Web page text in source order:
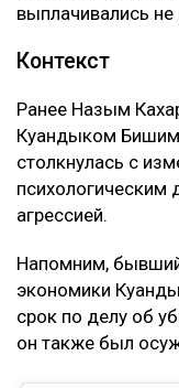
выплачивались
Контекст
Ранее Назым
Куандыком
столкнулась с
психологическим
агрессией.
Напомним,
экономики
срок по делу об
он также был